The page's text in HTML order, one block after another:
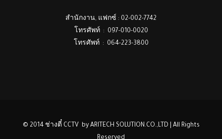
สำนักงาน, แฟกซ์ : 02-002-7742
โทรศัพท์ : 097-010-0020
โทรศัพท์ : 064-223-3800
© 2014 ช่างตี๋ CCTV by ARITECH SOLUTION.CO.,LTD | All Rights